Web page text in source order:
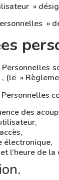
»
»
Personnelles
, (le »
Personnelles
des
électronique,
l’heure de la